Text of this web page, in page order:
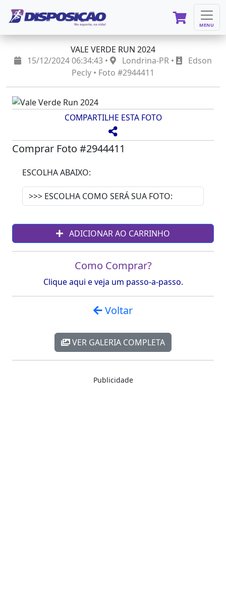
MENU
VALE VERDE RUN 2024
15/12/2024 06:34:43 •
Londrina-PR •
Edson
Pecly • Foto #2944411
COMPARTILHE ESTA FOTO
Comprar Foto #2944411
ESCOLHA ABAIXO:
ADICIONAR AO CARRINHO
Como Comprar?
Clique aqui e veja um passo-a-passo.
Voltar
VER GALERIA COMPLETA
Publicidade